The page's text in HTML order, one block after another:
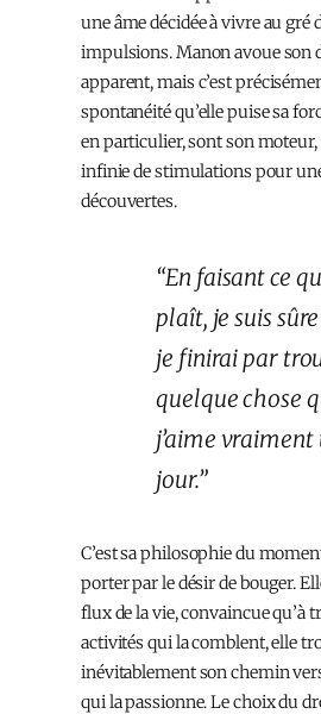
une âme décidée à vivre au gré
impulsions. Manon avoue son
apparent, mais c’est
spontanéité qu’elle puise sa
en particulier, sont son
infinie de stimulations pour
découvertes.
“En faisant ce
plaît, je suis
je finirai par
quelque chose
j’aime vraiment
jour.”
C’est sa philosophie du
porter par le désir de bouger.
flux de la vie, convaincue qu’à
activités qui la comblent, elle
inévitablement son chemin
qui la passionne. Le choix du